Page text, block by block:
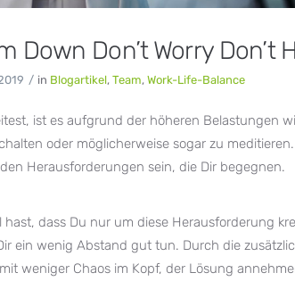
Down Don’t Worry Don’t
in Blogartikel, Team, Work-Life-Balance
ist es aufgrund der höheren Belastungen
oder möglicherweise sogar zu
Herausforderungen sein, die Dir begegnen.
dass Du nur um diese Herausforderung
ein wenig Abstand gut tun. Durch die
weniger Chaos im Kopf, der Lösung